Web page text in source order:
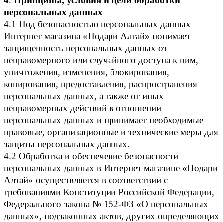
персональных данных
4.1 Под безопасностью персональных данных
Интернет магазина «Подари Алтай» понимает
защищенность персональных данных от
неправомерного или случайного доступа к ним,
уничтожения, изменения, блокирования,
копирования, предоставления, распространения
персональных данных, а также от иных
неправомерных действий в отношении
персональных данных и принимает необходимые
правовые, организационные и технические меры для
защиты персональных данных.
4.2 Обработка и обеспечение безопасности
персональных данных в Интернет магазине «Подари
Алтай» осуществляется в соответствии с
требованиями Конституции Российской Федерации,
Федерального закона № 152-ФЗ «О персональных
данных», подзаконных актов, других определяющих